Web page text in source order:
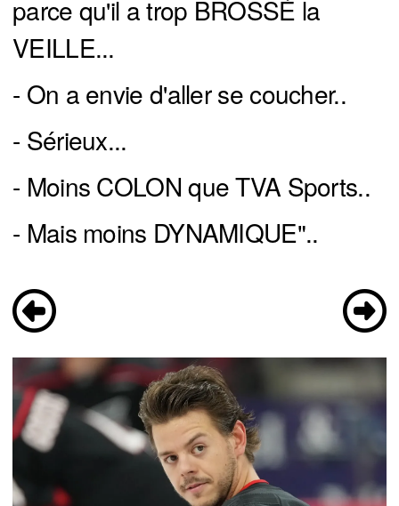
parce qu'il a trop BROSSÉ la
VEILLE...
- On a envie d'aller se coucher..
- Sérieux...
- Moins COLON que TVA Sports..
- Mais moins DYNAMIQUE"..